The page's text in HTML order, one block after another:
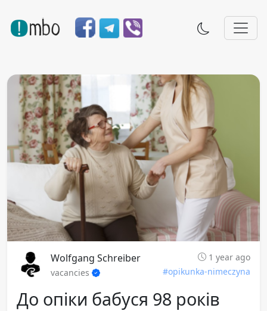
Wolfgang Schreiber
1 year ago
vacancies
#opikunka-nimeczyna
До опіки бабуся 98 років